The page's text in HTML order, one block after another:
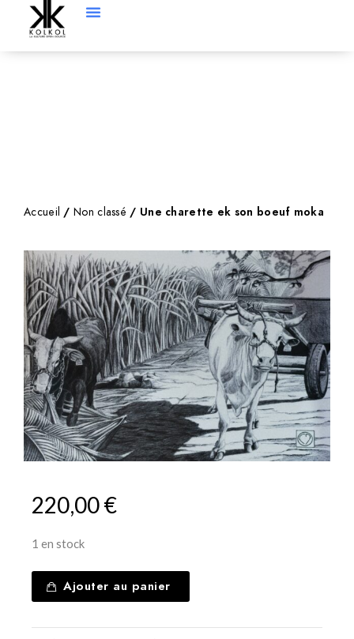
Accueil /Non classé / Une charette ek son boeuf moka
220,00€
1 en stock
Ajouter au panier